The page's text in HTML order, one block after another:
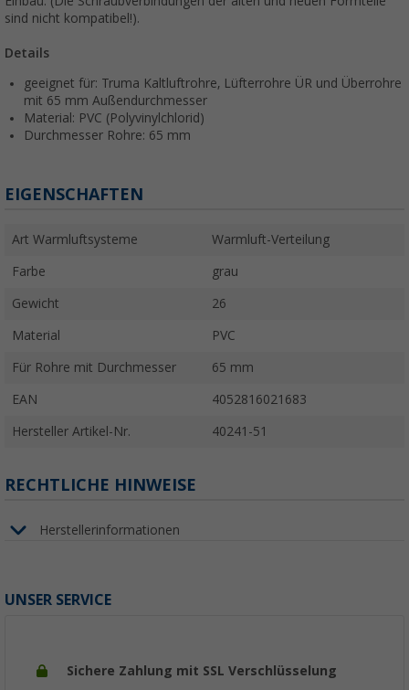
sind nicht kompatibel!).
Details
geeignet für: Truma Kaltluftrohre, Lüfterrohre ÜR und Überrohre
mit 65 mm Außendurchmesser
Material: PVC (Polyvinylchlorid)
Durchmesser Rohre: 65 mm
EIGENSCHAFTEN
Art Warmluftsysteme Warmluft-Verteilung
Farbe grau
Gewicht 26
Material PVC
Für Rohre mit Durchmesser 65 mm
EAN 4052816021683
Hersteller Artikel-Nr. 40241-51
RECHTLICHE HINWEISE
Herstellerinformationen
UNSER SERVICE
Sichere Zahlung mit SSL Verschlüsselung